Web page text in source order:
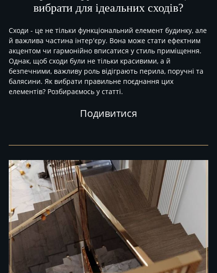
вибрати для ідеальних сходів?
Сходи - це не тільки функціональний елемент будинку, але
й важлива частина інтер'єру. Вона може стати ефектним
акцентом чи гармонійно вписатися у стиль приміщення.
Однак, щоб сходи були не тільки красивими, а й
безпечними, важливу роль відіграють перила, поручні та
балясини. Як вибрати правильне поєднання цих
елементів? Розбираємось у статті.
Подивитися